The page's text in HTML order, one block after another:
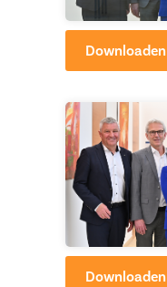
Downloaden
Downloaden